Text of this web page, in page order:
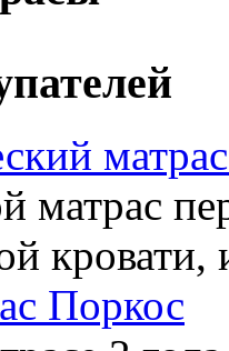
матрас
Поркос